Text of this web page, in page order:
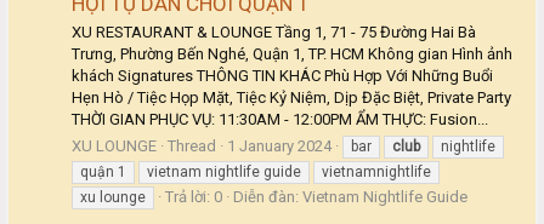
XU RESTAURANT & LOUNGE Tầng 1, 71 - 75 Đường Hai Bà
Trưng, Phường Bến Nghé, Quận 1, TP. HCM Không gian Hình ảnh
khách Signatures THÔNG TIN KHÁC Phù Hợp Với Những Buổi
Hẹn Hò / Tiệc Họp Mặt, Tiệc Kỷ Niệm, Dịp Đặc Biệt, Private Party
THỜI GIAN PHỤC VỤ: 11:30AM - 12:00PM ẨM THỰC: Fusion...
XU LOUNGE Thread 1 January 2024 bar club
nightlife
quận 1
vietnam nightlife guide
vietnamnightlife
xu lounge
Trả lời: 0 Diễn đàn: Vietnam Nightlife Guide